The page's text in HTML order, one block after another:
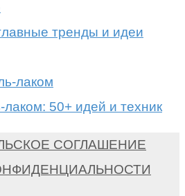
тренды и идеи
лаком: 50+ идей и техник
СОГЛАШЕНИЕ